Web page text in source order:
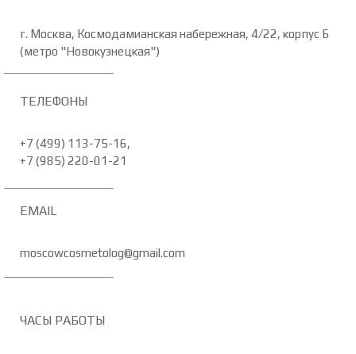
г. Москва, Космодамианская набережная, 4/22, корпус Б
(метро "Новокузнецкая")
ТЕЛЕФОНЫ
+7 (499) 113-75-16,
+7 (985) 220-01-21
EMAIL
moscowcosmetolog@gmail.com
ЧАСЫ РАБОТЫ